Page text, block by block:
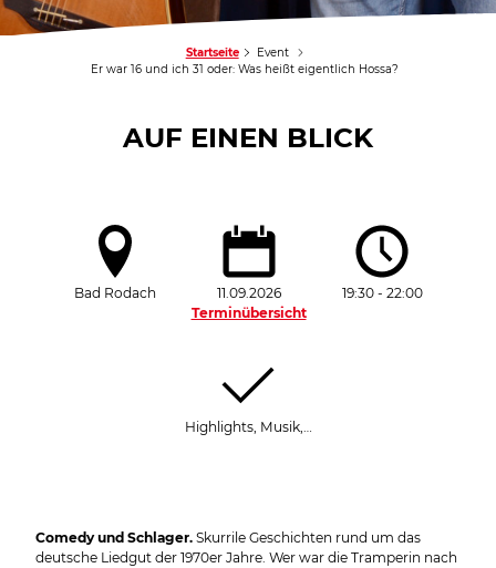
Startseite
Event
Er war 16 und ich 31 oder: Was heißt eigentlich Hossa?
AUF EINEN BLICK
Bad Rodach
11.09.2026
Terminübersicht
19:30 - 22:00
Highlights, Musik,…
Comedy und Schlager. Skurrile Geschichten rund um das
deutsche Liedgut der 1970er Jahre. Wer war die Tramperin nach